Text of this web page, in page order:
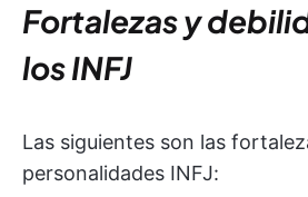
Fortalezas y
los INFJ
Las siguientes son las
personalidades INFJ: